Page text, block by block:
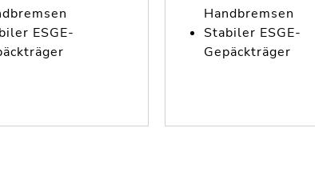
ESGE-
Handbremsen
Stabiler ESGE-
Gepäckträger